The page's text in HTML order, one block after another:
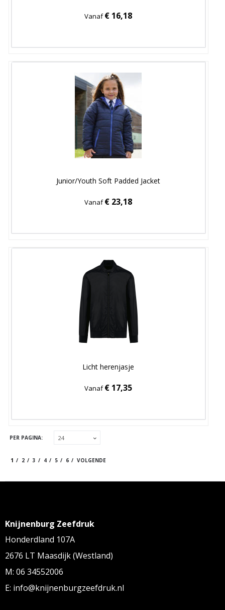
Vanaf€ 16,18
Junior/Youth Soft Padded Jacket
Vanaf€ 23,18
Licht herenjasje
Vanaf€ 17,35
PER PAGINA:
1 2 3 4 5 6 VOLGENDE
Knijnenburg Zeefdruk
Honderdland 107A
2676 LT Maasdijk (Westland)
M: 06 34552006
E: info@knijnenburgzeefdruk.nl